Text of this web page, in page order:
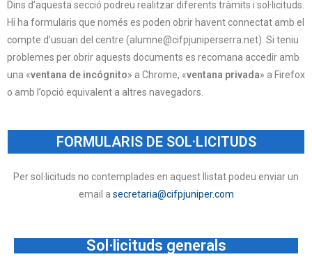
Dins d’aquesta secció podreu realitzar diferents tràmits i sol·licituds.
Hi ha formularis que només es poden obrir havent connectat amb el
compte d’usuari del centre (alumne@cifpjuniperserra.net). Si teniu
problemes per obrir aquests documents es recomana accedir amb
una «ventana de incógnito» a Chrome, «ventana privada» a Firefox
o amb l’opció equivalent a altres navegadors.
FORMULARIS DE SOL·LICITUDS
Per sol·licituds no contemplades en aquest llistat podeu enviar un
email a secretaria@cifpjuniper.com
Sol·licituds generals